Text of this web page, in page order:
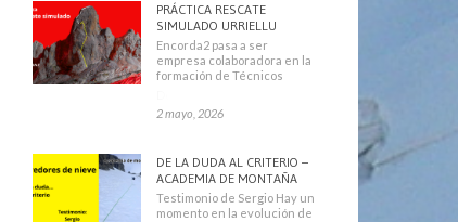
PRÁCTICA RESCATE
SIMULADO URRIELLU
Encorda2 pasa a ser
empresa colaboradora en la
formación de Técnicos
2 mayo, 2026
DE LA DUDA AL CRITERIO –
ACADEMIA DE MONTAÑA
Testimonio de Sergio Hay un
momento en la evolución de